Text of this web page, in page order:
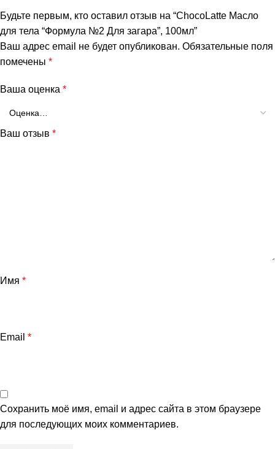
Будьте первым, кто оставил отзыв на “ChocoLatte Масло
для тела “Формула №2 Для загара”, 100мл”
Ваш адрес email не будет опубликован. Обязательные поля
помечены *
Ваша оценка *
Ваш отзыв *
Имя *
Email *
Сохранить моё имя, email и адрес сайта в этом браузере
для последующих моих комментариев.